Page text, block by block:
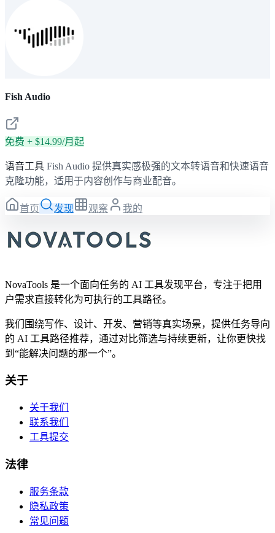
Fish Audio
免费 + $14.99/月起
语音工具 Fish Audio 提供真实感极强的文本转语音和快速语音
克隆功能，适用于内容创作与商业配音。
首页 发现 观察 我的
NovaTools 是一个面向任务的 AI 工具发现平台，专注于把用
户需求直接转化为可执行的工具路径。
我们围绕写作、设计、开发、营销等真实场景，提供任务导向
的 AI 工具路径推荐，通过对比筛选与持续更新，让你更快找
到“能解决问题的那一个”。
关于
关于我们
联系我们
工具提交
法律
服务条款
隐私政策
常见问题